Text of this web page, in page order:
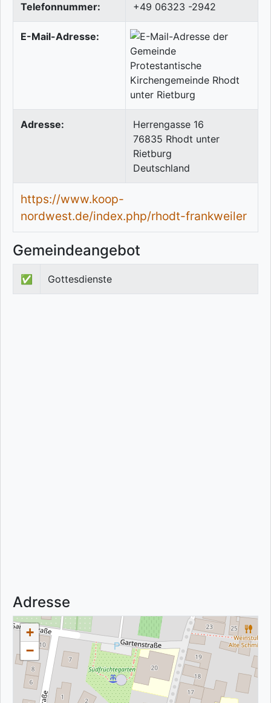
Telefonnummer: +49 06323 -2942
E-Mail-Adresse:
Adresse:
Herrengasse 16
76835 Rhodt unter
Rietburg
Deutschland
https://www.koop-
nordwest.de/index.php/rhodt-frankweiler
Gemeindeangebot
✅ Gottesdienste
Adresse
+
−